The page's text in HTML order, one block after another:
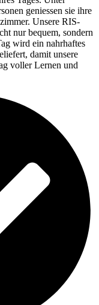
geniessen sie ihre
Unsere RIS-
nur bequem, sondern
wird ein nahrhaftes
damit unsere
voller Lernen und